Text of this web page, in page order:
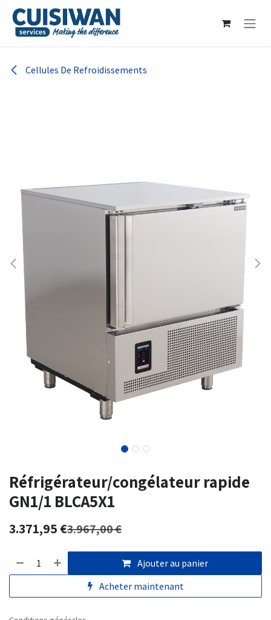
Se rendre au contenu
Cellules De Refroidissements
Réfrigérateur/congélateur rapide
GN1/1 BLCA5X1
3.371,95€3.967,00€
Ajouter au panier
Acheter maintenant